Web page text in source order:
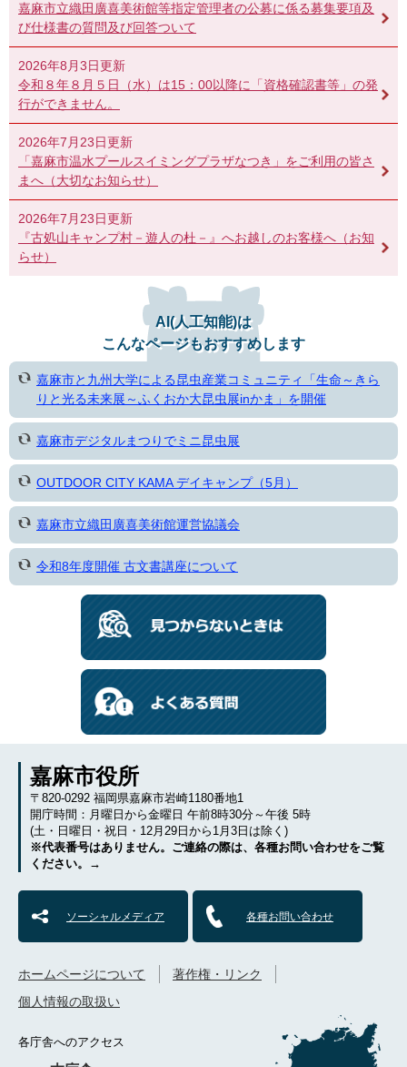
嘉麻市立織田廣喜美術館等指定管理者の公募に係る募集要項及
び仕様書の質問及び回答ついて
2026年8月3日更新
令和８年８月５日（水）は15：00以降に「資格確認書等」の発
行ができません。
2026年7月23日更新
「嘉麻市温水プールスイミングプラザなつき」をご利用の皆さ
まへ（大切なお知らせ）
2026年7月23日更新
『古処山キャンプ村－遊人の杜－』へお越しのお客様へ（お知
らせ）
AI(人工知能)は
こんなページもおすすめします
嘉麻市と九州大学による昆虫産業コミュニティ「生命～きら
りと光る未来展～ふくおか大昆虫展inかま」を開催
嘉麻市デジタルまつりでミニ昆虫展
OUTDOOR CITY KAMA デイキャンプ（5月）
嘉麻市立織田廣喜美術館運営協議会
令和8年度開催 古文書講座について
嘉麻市役所
〒820-0292 福岡県嘉麻市岩崎1180番地1
開庁時間：月曜日から金曜日 午前8時30分～午後 5時
(土・日曜日・祝日・12月29日から1月3日は除く)
※代表番号はありません。ご連絡の際は、各種お問い合わせをご覧
ください。→
ソーシャルメディア 各種お問い合わせ
各庁舎へのアクセス
ホームページについて
著作権・リンク
個人情報の取扱い